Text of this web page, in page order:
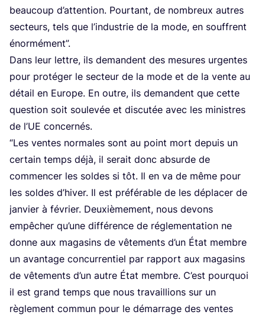
beau­coup d’at­ten­tion. Pour­tant, de nom­breux autres
sec­teurs, tels que l’in­dus­trie de la mode, en souffrent
énormément”.
Dans leur lettre, ils demandent des mesures urgentes
pour pro­té­ger le sec­teur de la mode et de la vente au
détail en Europe. En outre, ils demandent que cette
ques­tion soit sou­le­vée et dis­cu­tée avec les ministres
de l’UE concernés.
“Les ventes nor­males sont au point mort depuis un
cer­tain temps déjà, il serait donc absurde de
com­men­cer les soldes si tôt. Il en va de même pour
les soldes d’hi­ver. Il est pré­fé­rable de les dépla­cer de
jan­vier à février. Deuxiè­me­ment, nous devons
empê­cher qu’une dif­fé­rence de régle­men­ta­tion ne
donne aux maga­sins de vête­ments d’un État membre
un avan­tage concur­ren­tiel par rap­port aux maga­sins
de vête­ments d’un autre État membre. C’est pour­quoi
il est grand temps que nous tra­vail­lions sur un
règle­ment com­mun pour le démar­rage des ventes